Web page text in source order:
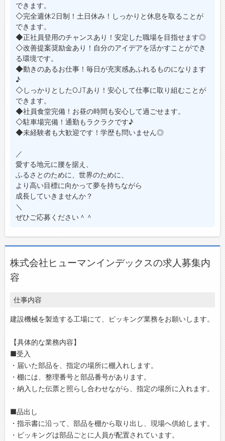
できます。
◇完全週休2日制！土日休み！しっかりと休息を取ることが
できます。
◆正社員登用のチャンスあり！安定した職場を目指せます◎
◇改善提案奨励金あり！自分のアイデアを活かすことができ
る環境です。
◆動きのあるお仕事！毎日が充実感あふれるものになります
♪
◇しっかりとしたOJTあり！安心して仕事に取り組むことが
できます。
◆社員食堂完備！お昼の時間も安心して過ごせます。
◇駐車場完備！通勤もラクラクです♪
◆未経験者も大歓迎です！学歴も問いません◎
／
愛する地元に腰を据え、
ふるさとのために、世界のために、
より高い目標に向かって夢を持ちながら
成長していきませんか？
＼
ぜひご応募ください＾＾
株式会社ヒューマンインデックスの求人募集内
容
仕事内容
建設機械を製造する工場にて、ピッキング業務をお願いします。
【具体的な業務内容】
■受入
・届いた部品を、指定の場所に棚入れします。
・棚には、整理番号と部品番号があります。
・納入した伝票と照らし合わせながら、指定の場所に入れます。
■品出し
・指示書に沿って、部品を棚から取り出し、現場へ供給します。
・ピッキングは部品ごとに人員が配置されています。